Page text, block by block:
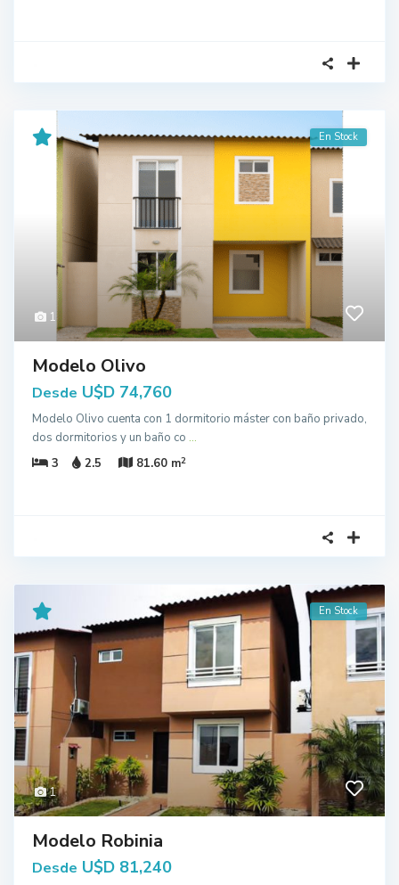
1
En Stock
Modelo Olivo
Desde U$D 74,760
Modelo Olivo cuenta con 1 dormitorio máster con baño privado,
dos dormitorios y un baño co ...
3
2.5 81.60 m2
1
En Stock
Modelo Robinia
Desde U$D 81,240